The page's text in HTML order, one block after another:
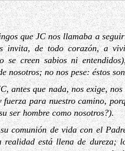
que JC nos llamaba a
invita, de todo corazón, a
se creen sabios ni
nosotros; no nos pese: éstos
antes que nada, nos exige,
para nuestro camino,
ser hombre como nosotros?).
comunión de vida con el
realidad está llena de